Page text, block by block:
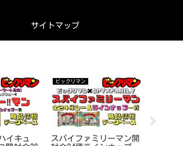
サイトマップ
イキュ
ビックリマン
スパイファミリーマン開